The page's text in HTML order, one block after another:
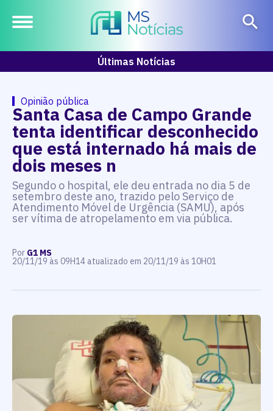
Últimas Notícias
Opinião pública
Santa Casa de Campo Grande
tenta identificar desconhecido
que está internado há mais de
dois meses n
Segundo o hospital, ele deu entrada no dia 5 de
setembro deste ano, trazido pelo Serviço de
Atendimento Móvel de Urgência (SAMU), após
ser vítima de atropelamento em via pública.
Por G1 MS
20/11/19 às 09H14 atualizado em 20/11/19 às 10H01